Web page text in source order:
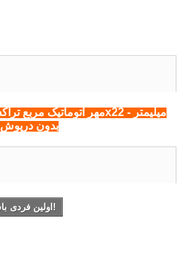
بدون درپوش
اولین فردی باشید که نقد خود را می‌نویسید!